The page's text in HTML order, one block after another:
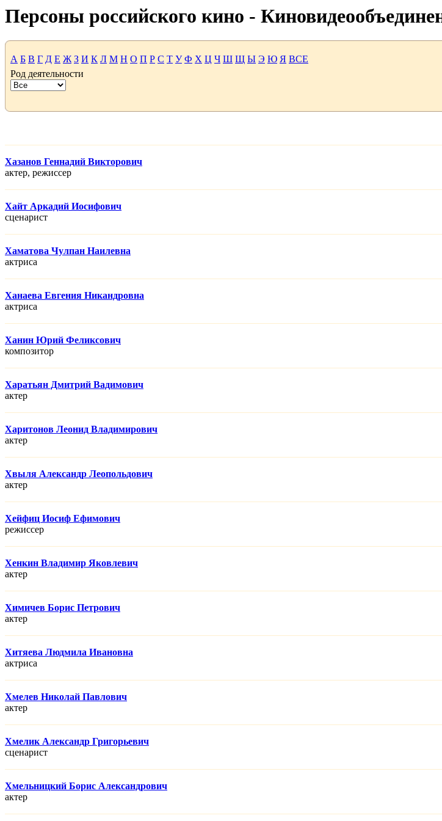
Персоны российского кино -
А Б В Г Д Е Ж З И К Л М Н О П Р С Т У Ф Х Ц Ч Ш Щ Ы Э Ю Я ВСЕ
Род деятельности
Хазанов Геннадий Викторович
актер, режисcер
Хайт Аркадий Иосифович
сценарист
Хаматова Чулпан Наилевна
актриса
Ханаева Евгения Никандровна
актриса
Ханин Юрий Феликсович
композитор
Харатьян Дмитрий Вадимович
актер
Харитонов Леонид Владимирович
актер
Хвыля Александр Леопольдович
актер
Хейфиц Иосиф Ефимович
режисcер
Хенкин Владимир Яковлевич
актер
Химичев Борис Петрович
актер
Хитяева Людмила Ивановна
актриса
Хмелев Николай Павлович
актер
Хмелик Александр Григорьевич
сценарист
Хмельницкий Борис Александрович
актер